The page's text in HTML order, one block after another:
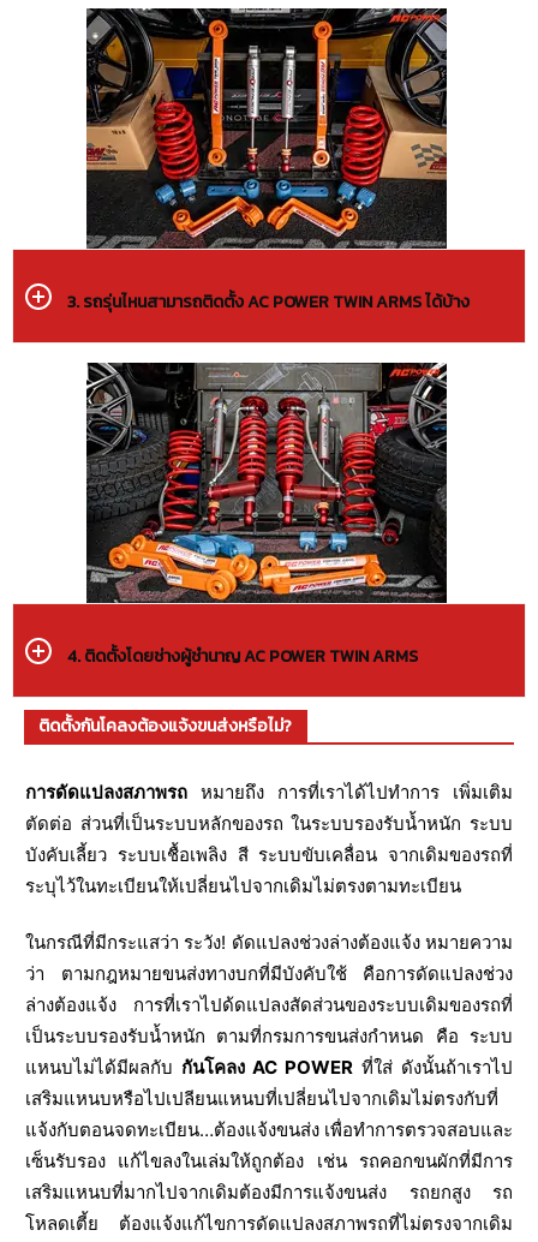
3. รถรุ่นไหนสามารถติดตั้ง AC POWER TWIN ARMS ได้บ้าง
4. ติดตั้งโดยช่างผู้ชำนาญ AC POWER TWIN ARMS
ติดตั้งกันโคลงต้องแจ้งขนส่งหรือไม่?
การดัดแปลงสภาพรถ หมายถึง การที่เราได้ไปทำการ เพิ่มเติม
ตัดต่อ ส่วนที่เป็นระบบหลักของรถ ในระบบรองรับน้ำหนัก ระบบ
บังคับเลี้ยว ระบบเชื้อเพลิง สี ระบบขับเคลื่อน จากเดิมของรถที่
ระบุไว้ในทะเบียนให้เปลี่ยนไปจากเดิมไม่ตรงตามทะเบียน
ในกรณีที่มีกระแสว่า ระวัง! ดัดแปลงช่วงล่างต้องแจ้ง หมายความ
ว่า ตามกฎหมายขนส่งทางบกที่มีบังคับใช้ คือการดัดแปลงช่วง
ล่างต้องแจ้ง การที่เราไปด้ดแปลงสัดส่วนของระบบเดิมของรถที่
เป็นระบบรองรับน้ำหนัก ตามที่กรมการขนส่งกำหนด คือ ระบบ
แหนบไม่ได้มีผลกับ กันโคลง AC POWER ที่ใส่ ดังนั้นถ้าเราไป
เสริมแหนบหรือไปเปลียนแหนบที่เปลี่ยนไปจากเดิมไม่ตรงกับที่
แจ้งกับตอนจดทะเบียน…ต้องแจ้งขนส่ง เพื่อทำการตรวจสอบและ
เซ็นรับรอง แก้ไขลงในเล่มให้ถูกต้อง เช่น รถคอกขนผักที่มีการ
เสริมแหนบที่มากไปจากเดิมต้องมีการแจ้งขนส่ง รถยกสูง รถ
โหลดเตี้ย ต้องแจ้งแก้ไขการดัดแปลงสภาพรถที่ไม่ตรงจากเดิม